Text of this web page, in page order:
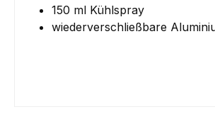
150 ml Kühlspray
wiederverschließbare